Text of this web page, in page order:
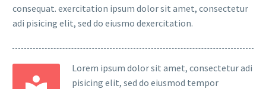
consequat. exercitation ipsum dolor sit amet, consectetur
adi pisicing elit, sed do eiusmo dexercitation.
Lorem ipsum dolor sit amet, consectetur adi
pisicing elit, sed do eiusmod tempor